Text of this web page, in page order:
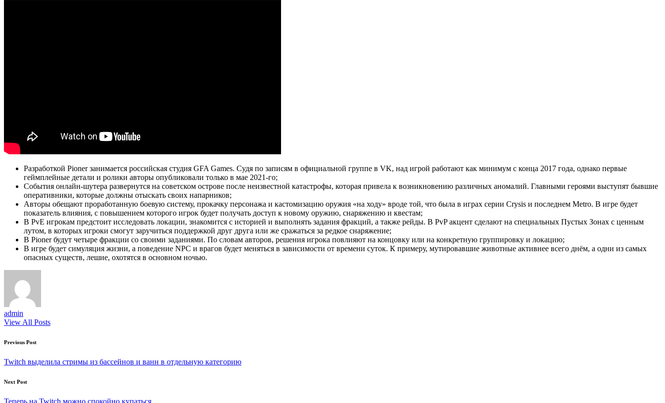
Разработкой Pioner занимается российская студия GFA Games. Судя по записям в официальной группе в VK, над игрой работают как минимум с конца 2017 года, однако первые
геймплейные детали и ролики авторы опубликовали только в мае 2021-го;
События онлайн-шутера развернутся на советском острове после неизвестной катастрофы, которая привела к возникновению различных аномалий. Главными героями выступят бывшие
оперативники, которые должны отыскать своих напарников;
Авторы обещают проработанную боевую систему, прокачку персонажа и кастомизацию оружия «на ходу» вроде той, что была в играх серии Crysis и последнем Metro. В игре будет
показатель влияния, с повышением которого игрок будет получать доступ к новому оружию, снаряжению и квестам;
В PvE игрокам предстоит исследовать локации, знакомится с историей и выполнять задания фракций, а также рейды. В PvP акцент сделают на специальных Пустых Зонах с ценным
лутом, в которых игроки смогут заручиться поддержкой друг друга или же сражаться за редкое снаряжение;
В Pioner будут четыре фракции со своими заданиями. По словам авторов, решения игрока повлияют на концовку или на конкретную группировку и локацию;
В игре будет симуляция жизни, а поведение NPC и врагов будет меняться в зависимости от времени суток. К примеру, мутировавшие животные активнее всего днём, а одни из самых
опасных существ, лешие, охотятся в основном ночью.
admin
View All Posts
Post
navigation
Previous Post
Twitch выделила стримы из бассейнов и ванн в отдельную категорию
Next Post
Теперь на Twitch можно спокойно купаться